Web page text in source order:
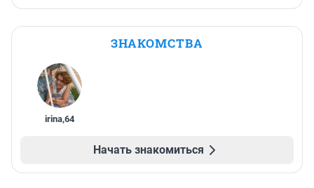
ЗНАКОМСТВА
irina,64
Начать знакомиться